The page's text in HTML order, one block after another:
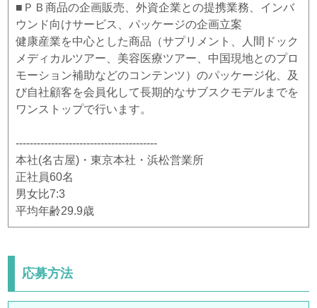
■ＰＢ商品の企画販売、外資企業との提携業務、インバ
ウンド向けサービス、パッケージの企画立案
健康産業を中心とした商品（サプリメント、人間ドック
メディカルツアー、美容医療ツアー、中国現地とのプロ
モーション補助などのコンテンツ）のパッケージ化、及
び自社顧客を会員化して長期的なサブスクモデルまでを
ワンストップで行います。
----------------------------------------
本社(名古屋)・東京本社・浜松営業所
正社員60名
男女比7:3
平均年齢29.9歳
応募方法